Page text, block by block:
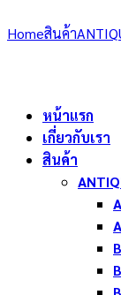
Homeสินค้า
หน้าแรก
เกี่ยวกับเรา
สินค้า